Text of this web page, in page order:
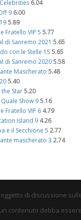
6.04
9 6.00
5.89
Fratello VIP 5 5.77
di Sanremo 2021 5.65
con le Stelle 15 5.65
di Sanremo 2020 5.58
Mascherato 5.48
5.40
the Star 5.20
Show 9 5.16
Fratello VIP 6 4.79
Island 9 4.26
e il Secchione 5 2.77
mascherato 3 2.74
di discussione
contenuto debba